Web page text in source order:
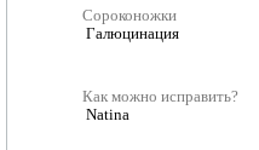
Сороконожки
Галюцинация
Как можно исправить?
Natina